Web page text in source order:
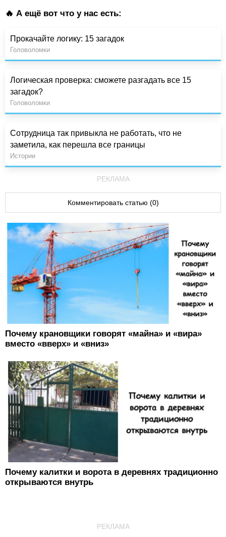
🔥 А ещё вот что у нас есть:
Прокачайте логику: 15 загадок
Головоломки
Логическая проверка: сможете разгадать все 15
загадок?
Головоломки
Сотрудница так привыкла не работать, что не
заметила, как перешла все границы
Истории
РЕКЛАМА
Комментировать статью (0)
Почему крановщики говорят «майна» и «вира»
вместо «вверх» и «вниз»
Почему калитки и ворота в деревнях традиционно
открываются внутрь
РЕКЛАМА